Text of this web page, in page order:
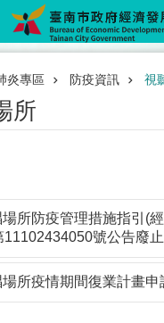
炎專區 防疫資訊 視
所
所防疫管理措施指引(
11102434050號公告廢
所疫情期間復業計畫申